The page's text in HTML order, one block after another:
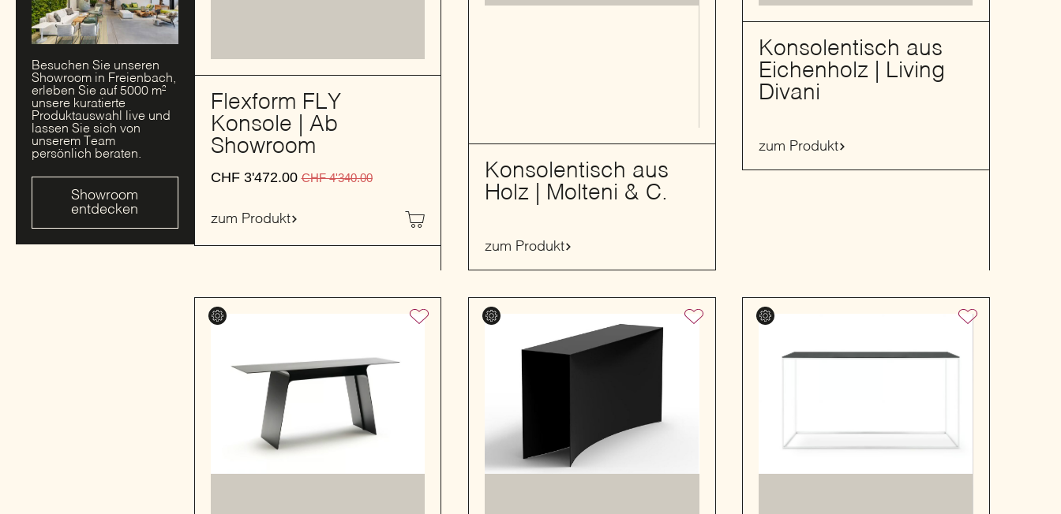
Besuchen Sie unseren
Showroom in Freienbach,
erleben Sie auf 5000 m²
unsere kuratierte
Produktauswahl live und
lassen Sie sich von
unserem Team
persönlich beraten.
Showroom
entdecken
Flexform FLY
Konsole | Ab
Showroom
CHF3'472.00 CHF4'340.00
zum Produkt
Konsolentisch aus
Holz | Molteni & C.
zum Produkt
Konsolentisch aus
Eichenholz | Living
Divani
zum Produkt